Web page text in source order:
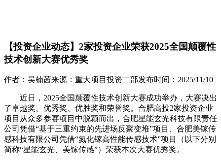
【投资企业动态】2家投资企业荣获2025全国颠覆性
技术创新大赛优秀奖
作者： 吴楠茜来源： 重大项目投资二部发布时间： 2025/11/10
近日，2025全国颠覆性技术创新大赛成功举办，大赛决出
了卓越奖、优秀奖、优胜奖和荣誉奖。合肥高投2家投资企业
项目从众多参赛项目中脱颖而出，合肥星能玄光科技有限责任
公司凭借“基于三重约束的先进场反聚变堆”项目、合肥美镓传
感科技有限公司凭借“氮化镓高性能传感技术”项目（以下分别
简称“星能玄光、美镓传感”）荣获本次大赛优秀奖。